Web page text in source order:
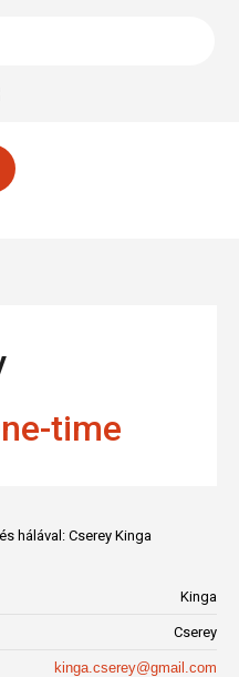
time
hálával: Cserey Kinga
Kinga
Cserey
kinga.cserey@gmail.com